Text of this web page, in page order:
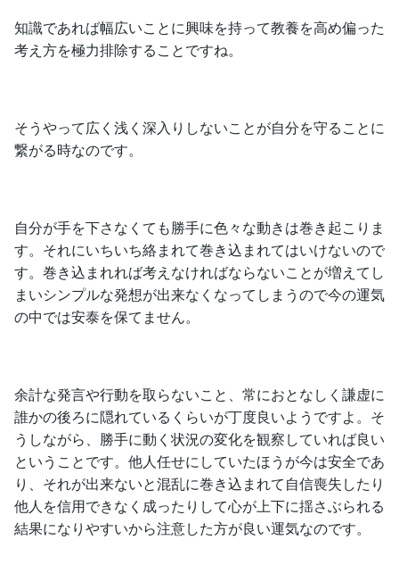
知識であれば幅広いことに興味を持って教養を高め偏った
考え方を極力排除することですね。
そうやって広く浅く深入りしないことが自分を守ることに
繋がる時なのです。
自分が手を下さなくても勝手に色々な動きは巻き起こりま
す。それにいちいち絡まれて巻き込まれてはいけないので
す。巻き込まれれば考えなければならないことが増えてし
まいシンプルな発想が出来なくなってしまうので今の運気
の中では安泰を保てません。
余計な発言や行動を取らないこと、常におとなしく謙虚に
誰かの後ろに隠れているくらいが丁度良いようですよ。そ
うしながら、勝手に動く状況の変化を観察していれば良い
ということです。他人任せにしていたほうが今は安全であ
り、それが出来ないと混乱に巻き込まれて自信喪失したり
他人を信用できなく成ったりして心が上下に揺さぶられる
結果になりやすいから注意した方が良い運気なのです。